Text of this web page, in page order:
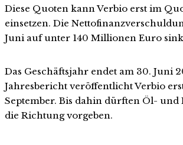
Diese Quoten kann Verbio erst im
einsetzen. Die
Juni auf unter 140 Millionen Euro
Das Geschäftsjahr endet am 30. Juni
Jahresbericht veröffentlicht Verbio
September. Bis dahin dürften Öl- und
die Richtung vorgeben.